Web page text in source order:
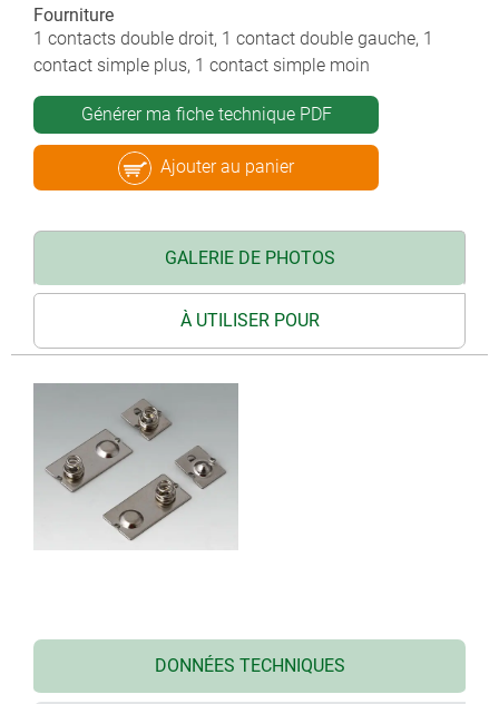
Fourniture
1 contacts double droit, 1 contact double gauche, 1
contact simple plus, 1 contact simple moin
Générer ma fiche technique PDF
Ajouter au panier
GALERIE DE PHOTOS
À UTILISER POUR
DONNÉES TECHNIQUES